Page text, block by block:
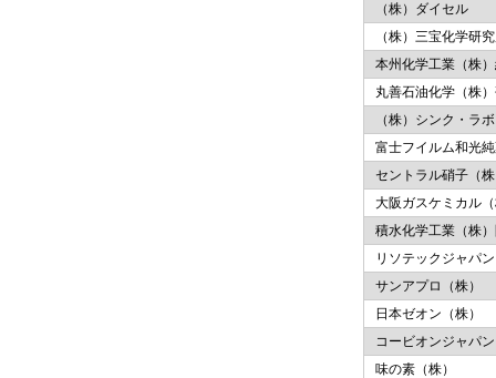
（株）ダイセル
（株）三宝化学研
本州化学工業（株
丸善石油化学（株
（株）シンク・ラ
富士フイルム和光
セントラル硝子（
大阪ガスケミカル
積水化学工業（株
リソテックジャパ
サンアプロ（株）
日本ゼオン（株）
コービオンジャパ
味の素（株）